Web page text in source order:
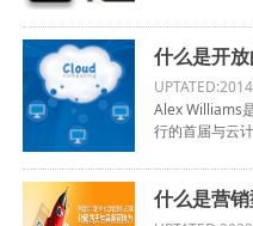
什么是开放
Alex Williams
行的首届与云
什么是营